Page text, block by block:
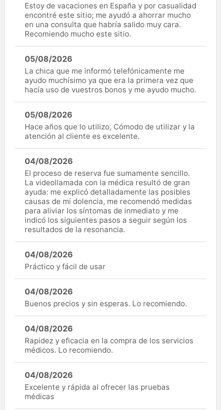
Estoy de vacaciones en España y por casualidad
encontré este sitio; me ayudó a ahorrar mucho
en una consulta que habría salido muy cara.
Recomiendo mucho este sitio.
05/08/2026
La chica que me informó telefónicamente me
ayudo muchísimo ya que era la primera vez que
hacía uso de vuestros bonos y me ayudo mucho.
05/08/2026
Hace años que lo utilizo, Cómodo de utilizar y la
atención al cliente es excelente.
04/08/2026
El proceso de reserva fue sumamente sencillo.
La videollamada con la médica resultó de gran
ayuda: me explicó detalladamente las posibles
causas de mi dolencia, me recomendó medidas
para aliviar los síntomas de inmediato y me
indicó los siguientes pasos a seguir según los
resultados de la resonancia.
04/08/2026
Práctico y fácil de usar
04/08/2026
Buenos precios y sin esperas. Lo recomiendo.
04/08/2026
Rapidez y eficacia en la compra de los servicios
médicos. Lo recomiendo.
04/08/2026
Excelente y rápida al ofrecer las pruebas
médicas